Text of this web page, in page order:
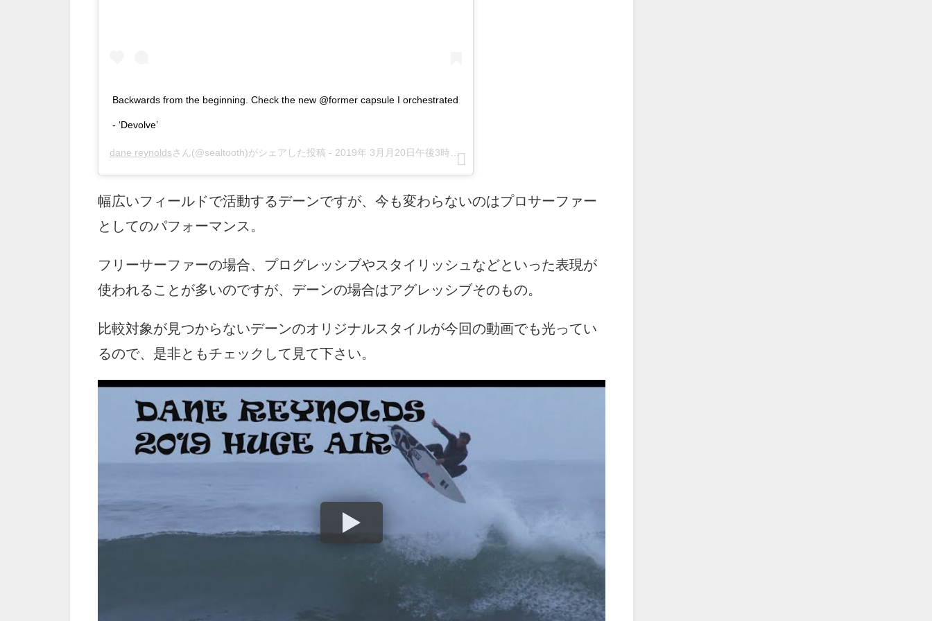
Backwards from the beginning. Check the new @former capsule I orchestrated
- ‘Devolve’
dane reynoldsさん(@sealtooth)がシェアした投稿 - 2019年 3月月20日午後3時13分PDT
幅広いフィールドで活動するデーンですが、今も変わらないのはプロサーファー
としてのパフォーマンス。
フリーサーファーの場合、プログレッシブやスタイリッシュなどといった表現が
使われることが多いのですが、デーンの場合はアグレッシブそのもの。
比較対象が見つからないデーンのオリジナルスタイルが今回の動画でも光ってい
るので、是非ともチェックして見て下さい。